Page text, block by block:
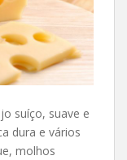
suíço, suave e
dura e vários
molhos